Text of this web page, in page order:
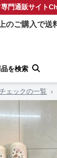
専門通販サイト
のご購入で送
を検索
ェックの一覧 ›